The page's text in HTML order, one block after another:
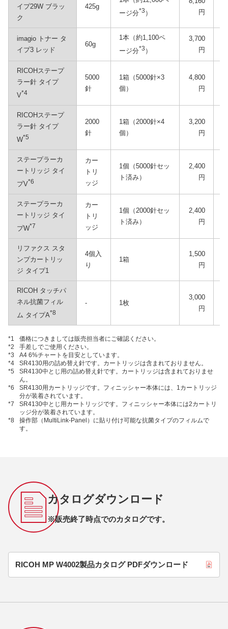
イプ29W ブラッ
ク
425g
ージ分*3 ）
円
imagio トナー タ
イプ3 レッド
60g
1本（約1,100ペ
ージ分*3 ）
3,700
円
RICOHステープ
ラー針 タイプ
V*4
5000
針
1箱（5000針×3
個）
4,800
円
RICOHステープ
ラー針 タイプ
W*5
2000
針
1箱（2000針×4
個）
3,200
円
ステープラーカ
ートリッジ タイ
プV*6
カー
トリ
ッジ
1個（5000針セッ
ト済み）
2,400
円
ステープラーカ
ートリッジ タイ
プW*7
カー
トリ
ッジ
1個（2000針セッ
ト済み）
2,400
円
リファクス スタ
ンプカートリッ
ジ タイプ1
4個入
り
1箱
1,500
円
RICOH タッチパ
ネル抗菌フィル
ム タイプA*8
‐ 1枚
3,000
円
*1
価格につきましては販売担当者にご確認ください。
*2
手差しでご使用ください。
*3
A4 6%チャートを目安としています。
*4
SR4130用の詰め替え針です。カートリッジは含まれておりません。
*5
SR4130中とじ用の詰め替え針です。カートリッジは含まれておりませ
ん。
*6
SR4130用カートリッジです。フィニッシャー本体には、1カートリッジ
分が装着されています。
*7
SR4130中とじ用カートリッジです。フィニッシャー本体には2カートリ
ッジ分が装着されています。
*8
操作部（MultiLink-Panel）に貼り付け可能な抗菌タイプのフィルムで
す。
カタログダウンロード
※販売終了時点でのカタログです。
RICOH MP W4002製品カタログ PDFダウンロード